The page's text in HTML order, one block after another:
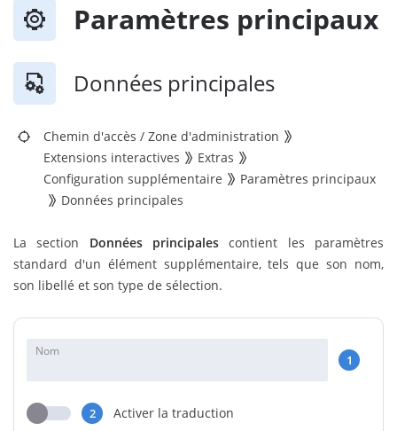
Paramètres principaux
Données principales
Chemin d'accès / Zone d'administration
Extensions interactives
Extras
Configuration supplémentaire
Paramètres principaux
Données principales
La section Données principales contient les paramètres
standard d'un élément supplémentaire, tels que son nom,
son libellé et son type de sélection.
Nom
1
2 Activer la traduction